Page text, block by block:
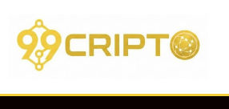
para
conteúdo